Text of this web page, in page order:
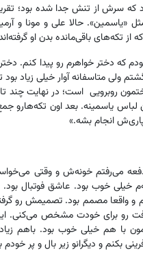
که سرش از تنش جدا شده بود؛
حالا علی و مونا و
بودم که دختر خواهرم رو پیدا
ولی متاسفانه آوار خیلی زیاد
روبرویی است؛ در نهایت چند
یاسمینه. بعد اون تکه‌هارو
انجام بشه.»
می‌رفتم خونه‌ش و وقتی
خیلی خوب بود. عاشق فوتبال
و واقعا مصمم بود. تصمیمش رو
رو برای خودت مشخص
با هم خیلی خوب بود. باهم
بکنم و دیگرانو زیر بال و پر خودم